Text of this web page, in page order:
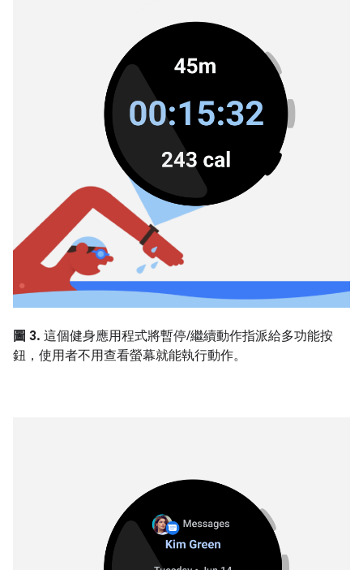
圖 3. 這個健身應用程式將暫停/繼續動作指派給多功能按
鈕，使用者不用查看螢幕就能執行動作。